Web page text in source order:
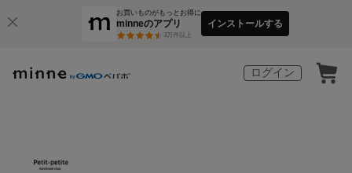
お買いものがもっとお得に
minneのアプリ
3万件以上
インストールする
ログイン